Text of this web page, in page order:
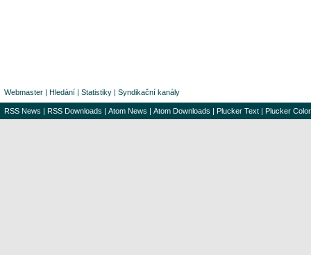
Webmaster | Hledání | Statistiky | Syndikační kanály
RSS News | RSS Downloads | Atom News | Atom Downloads | Plucker Text | Plucker Color